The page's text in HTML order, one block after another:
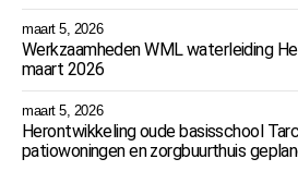
maart 5, 2026
Werkzaamheden WML waterleiding
maart 2026
maart 5, 2026
Herontwikkeling oude basisschool
patiowoningen en zorgbuurthuis